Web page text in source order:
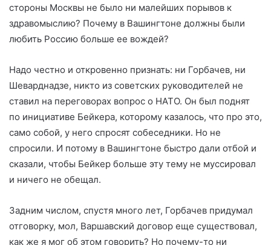
стороны Москвы не было ни малейших порывов к
здравомыслию? Почему в Вашингтоне должны были
любить Россию больше ее вождей?
Надо честно и откровенно признать: ни Горбачев, ни
Шеварднадзе, никто из советских руководителей не
ставил на переговорах вопрос о НАТО. Он был поднят
по инициативе Бейкера, которому казалось, что про это,
само собой, у него спросят собеседники. Но не
спросили. И потому в Вашингтоне быстро дали отбой и
сказали, чтобы Бейкер больше эту тему не муссировал
и ничего не обещал.
Задним числом, спустя много лет, Горбачев придумал
отговорку, мол, Варшавский договор еще существовал,
как же я мог об этом говорить? Но почему-то ни